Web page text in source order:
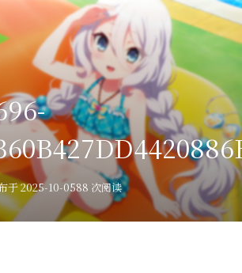
于 2025-10-0588 次阅读